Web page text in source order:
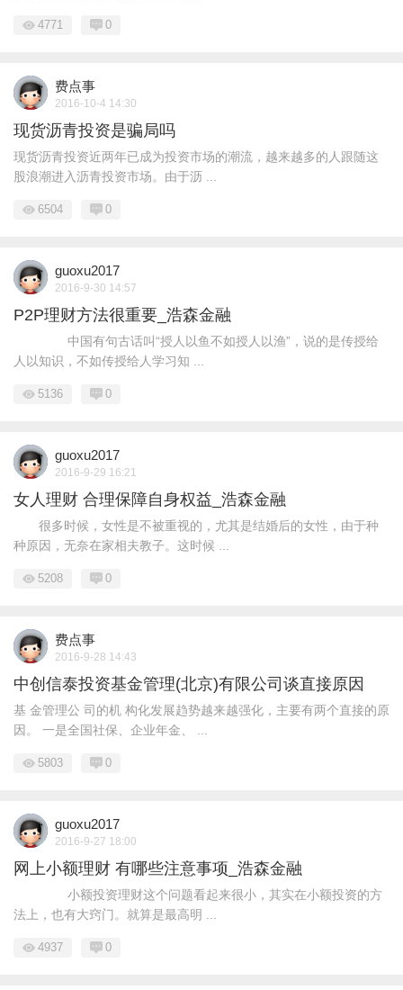
4771 0
费点事
2016-10-4 14:30
现货沥青投资是骗局吗
现货沥青投资近两年已成为投资市场的潮流，越来越多的人跟随这
股浪潮进入沥青投资市场。由于沥 ...
6504 0
guoxu2017
2016-9-30 14:57
P2P理财方法很重要_浩森金融
中国有句古话叫“授人以鱼不如授人以渔”，说的是传授给
人以知识，不如传授给人学习知 ...
5136 0
guoxu2017
2016-9-29 16:21
女人理财 合理保障自身权益_浩森金融
很多时候，女性是不被重视的，尤其是结婚后的女性，由于种
种原因，无奈在家相夫教子。这时候 ...
5208 0
费点事
2016-9-28 14:43
中创信泰投资基金管理(北京)有限公司谈直接原因
基 金管理公 司的机 构化发展趋势越来越强化，主要有两个直接的原
因。 一是全国社保、企业年金、 ...
5803 0
guoxu2017
2016-9-27 18:00
网上小额理财 有哪些注意事项_浩森金融
小额投资理财这个问题看起来很小，其实在小额投资的方
法上，也有大窍门。就算是最高明 ...
4937 0